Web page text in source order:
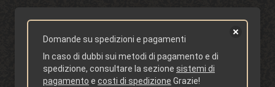
Domande su spedizioni e pagamenti
In caso di dubbi sui metodi di pagamento e di
spedizione, consultare la sezione sistemi di
pagamento e costi di spedizione Grazie!